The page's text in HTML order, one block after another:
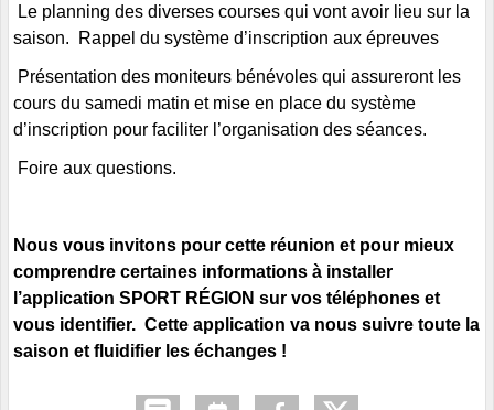
Le planning des diverses courses qui vont avoir lieu sur la
saison. Rappel du système d’inscription aux épreuves
Présentation des moniteurs bénévoles qui assureront les
cours du samedi matin et mise en place du système
d’inscription pour faciliter l’organisation des séances.
Foire aux questions.
Nous vous invitons pour cette réunion et pour mieux
comprendre certaines informations à installer
l’application SPORT RÉGION sur vos téléphones et
vous identifier. Cette application va nous suivre toute la
saison et fluidifier les échanges !